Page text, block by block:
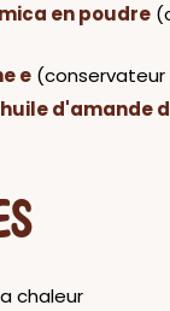
mica en poudre
e (conservateur
huile d'amande
chaleur